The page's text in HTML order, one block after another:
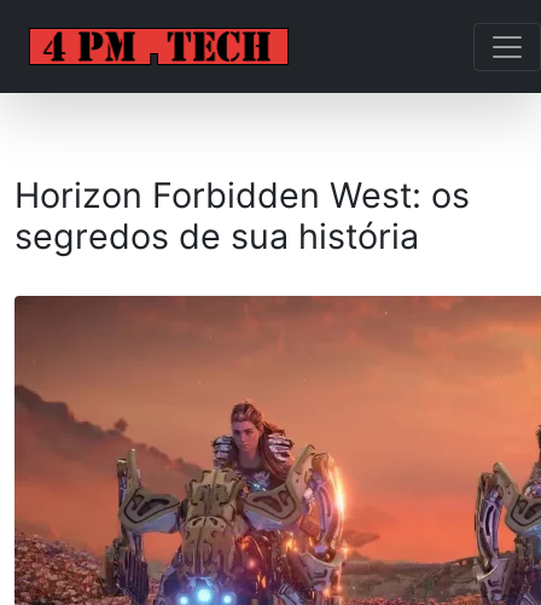
Horizon Forbidden West: os
segredos de sua história